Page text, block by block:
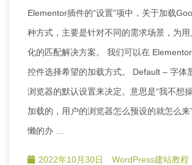
Elementor插件的“设置”项中，关于加载
种方式，主要是针对不同的需求场景，为
化的匹配解决方案。 我们可以在
控件选择希望的加载方式。 Default – 字体
浏览器的默认设置来决定。意思是“我不想
加载的，用户的浏览器怎么预设的就怎么来
懒的办 …
2022年10月30日 WordPress建站教程